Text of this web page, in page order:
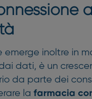
emerge inoltre in
dati, è un
da parte dei
la farmacia